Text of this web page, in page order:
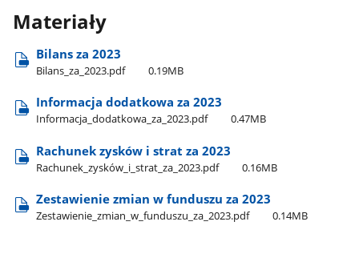
Materiały
Bilans za 2023
Bilans​_za​_2023.pdf 0.19MB
Informacja dodatkowa za 2023
Informacja​_dodatkowa​_za​_2023.pdf 0.47MB
Rachunek zysków i strat za 2023
Rachunek​_zysków​_i​_strat​_za​_2023.pdf 0.16MB
Zestawienie zmian w funduszu za 2023
Zestawienie​_zmian​_w​_funduszu​_za​_2023.pdf 0.14MB